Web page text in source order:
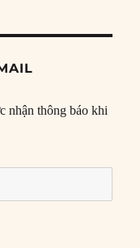
nhận thông báo khi